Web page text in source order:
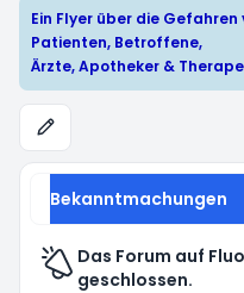
Ein Flyer über die
Patienten, Betroffene,
Ärzte, Apotheker &
Bekanntmachungen
Das Forum auf
geschlossen.